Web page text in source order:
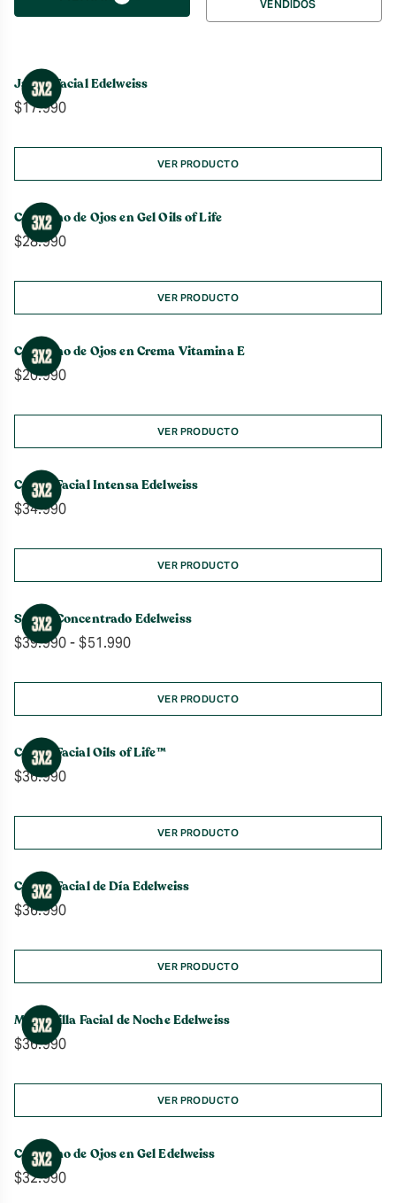
por
VENDIDOS
Jabón Facial Edelweiss
$17.990
VER PRODUCTO
Contorno de Ojos en Gel Oils of Life
$28.990
VER PRODUCTO
Contorno de Ojos en Crema Vitamina E
$20.990
VER PRODUCTO
Crema Facial Intensa Edelweiss
$34.990
VER PRODUCTO
Sérum Concentrado Edelweiss
$39.990- $51.990Rango
precios:
desde
$39.990
$51.990
VER PRODUCTO
Crema Facial Oils of Life™
$36.990
VER PRODUCTO
Crema Facial de Día Edelweiss
$36.990
VER PRODUCTO
Mascarilla Facial de Noche Edelweiss
$36.990
VER PRODUCTO
Contorno de Ojos en Gel Edelweiss
$32.990